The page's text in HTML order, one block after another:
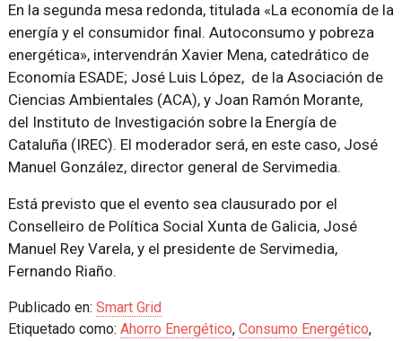
En la segunda mesa redonda, titulada «La economía de la
energía y el consumidor final. Autoconsumo y pobreza
energética», intervendrán Xavier Mena, catedrático de
Economía ESADE; José Luis López, de la Asociación de
Ciencias Ambientales (ACA), y Joan Ramón Morante,
del Instituto de Investigación sobre la Energía de
Cataluña (IREC). El moderador será, en este caso, José
Manuel González, director general de Servimedia.
Está previsto que el evento sea clausurado por el
Conselleiro de Política Social Xunta de Galicia, José
Manuel Rey Varela, y el presidente de Servimedia,
Fernando Riaño.
Publicado en: Smart Grid
Etiquetado como: Ahorro Energético, Consumo Energético,